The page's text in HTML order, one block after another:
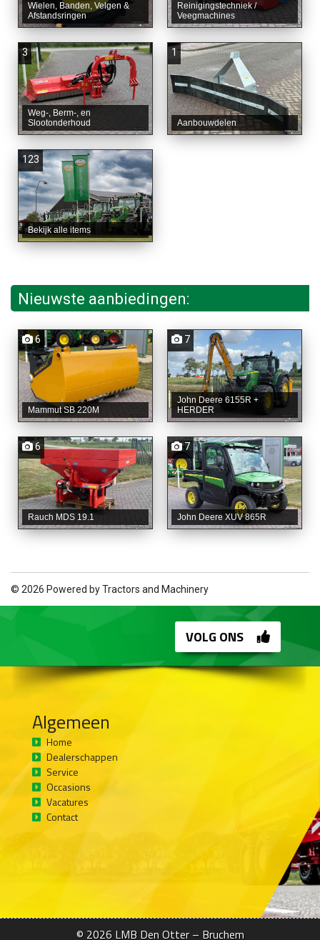
Wielen, Banden, Velgen &
Afstandsringen
Reinigingstechniek /
Veegmachines
3
Weg-, Berm-, en
Slootonderhoud
1
Aanbouwdelen
123
Bekijk alle items
Nieuwste aanbiedingen:
6
Mammut SB 220M
7
John Deere 6155R +
HERDER
6
Rauch MDS 19.1
7
John Deere XUV 865R
© 2026 Powered byTractors and Machinery
VOLG ONS
Algemeen
Home
Dealerschappen
Service
Occasions
Vacatures
Contact
© 2026 LMB Den Otter – Bruchem